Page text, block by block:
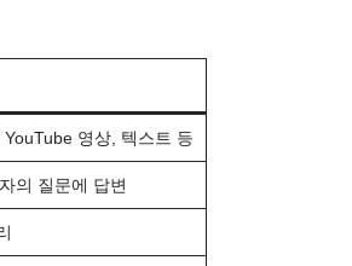
영상, 텍스트 등
의 질문에 답변